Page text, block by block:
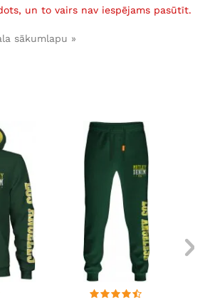
un to vairs nav iespējams pasūtīt.
sākumlapu »